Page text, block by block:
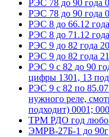
РЭС 78 до 90 года
РЭС 78 до 90 года
РЭС 8 до 66.12
РЭС 8 до 71.12
РЭС 9 до 82 года
РЭС 9 до 82 года
РЭС 9 с 82 до 90
цифры 1301, 13
РЭС 9 с 82 по
нужного реле,
подходит) 0001;
ТРМ РДО год
ЭМРВ-27Б-1 до 90г